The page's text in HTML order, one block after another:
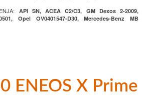
API SN, ACEA C2/C3, GM Dexos 2-2009,
Opel OV0401547-D30, Mercedes-Benz MB
ENEOS X Prime